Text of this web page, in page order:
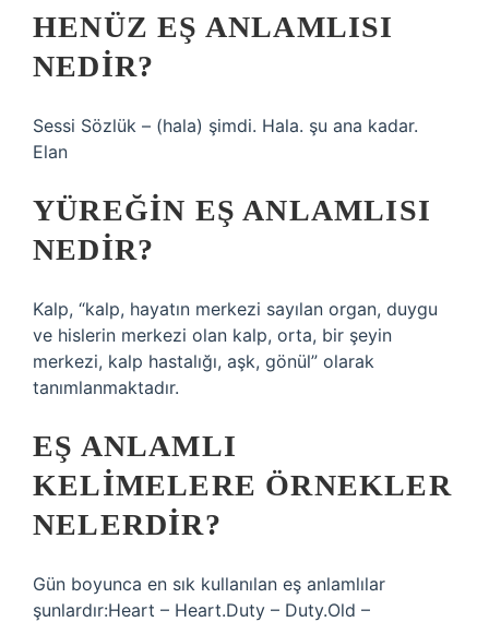
HENÜZ EŞ ANLAMLISI
NEDIR?
Sessi Sözlük – (hala) şimdi. Hala. şu ana kadar.
Elan
YÜREĞIN EŞ ANLAMLISI
NEDIR?
Kalp, “kalp, hayatın merkezi sayılan organ, duygu
ve hislerin merkezi olan kalp, orta, bir şeyin
merkezi, kalp hastalığı, aşk, gönül” olarak
tanımlanmaktadır.
EŞ ANLAMLI
KELIMELERE ÖRNEKLER
NELERDIR?
Gün boyunca en sık kullanılan eş anlamlılar
şunlardır:Heart – Heart.Duty – Duty.Old –